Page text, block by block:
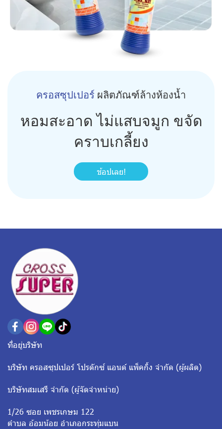
ครอสซุปเปอร์ ผลิตภัณฑ์ล้างห้องน้ำ
หอมสะอาด ไม่แสบจมูก ขจัด
คราบเกลี้ยง
ช้อปเลย!
ที่อยู่บริษัท
บริษัท ครอสซุปเปอร์ โปรดักซ์ แอนด์ แพ็คกิ้ง จำกัด (ผู้ผลิต)
บริษัทสมเสรี จำกัด (ผู้จัดจำหน่าย)
1/26 ซอย เพชรเกษม 122
ตำบล อ้อมน้อย อำเภอกระทุ่มแบน